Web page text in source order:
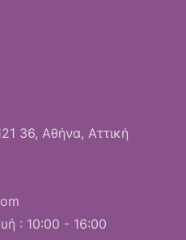
36, Αθήνα, Αττική
: 10:00 - 16:00